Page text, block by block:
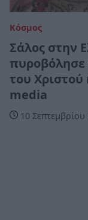
Κόσμος
Σάλος στην
πυροβόλησε
του Χριστού
media
10 Σεπτεμβρίου